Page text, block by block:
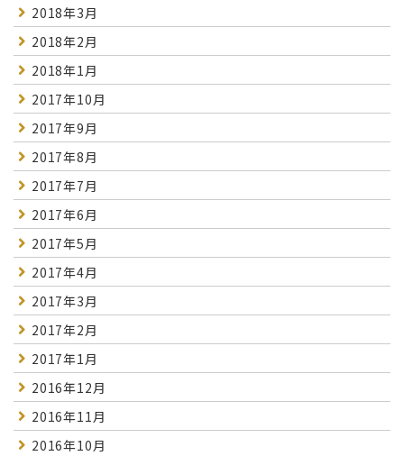
2018年3月
2018年2月
2018年1月
2017年10月
2017年9月
2017年8月
2017年7月
2017年6月
2017年5月
2017年4月
2017年3月
2017年2月
2017年1月
2016年12月
2016年11月
2016年10月